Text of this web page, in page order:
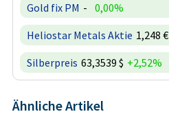
Gold fix PM - 0,00%
Heliostar Metals Aktie 1,248 €
Silberpreis 63,3539 $ +2,52%
Ähnliche Artikel